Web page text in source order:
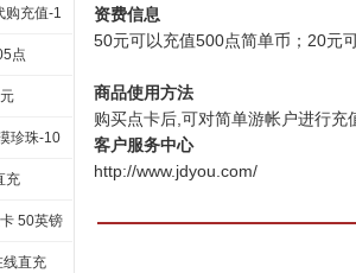
资费信息
50元可以充值500点简单币；20元
商品使用方法
购买点卡后,可对简单游帐户进行
客户服务中心
http://www.jdyou.com/
购充值-1
点
珍珠-10
充
50英镑
直充